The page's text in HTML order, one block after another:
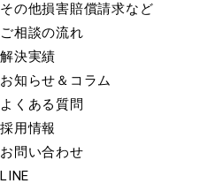
その他損害賠償請求など
ご相談の流れ
解決実績
お知らせ＆コラム
よくある質問
採用情報
お問い合わせ
LINE